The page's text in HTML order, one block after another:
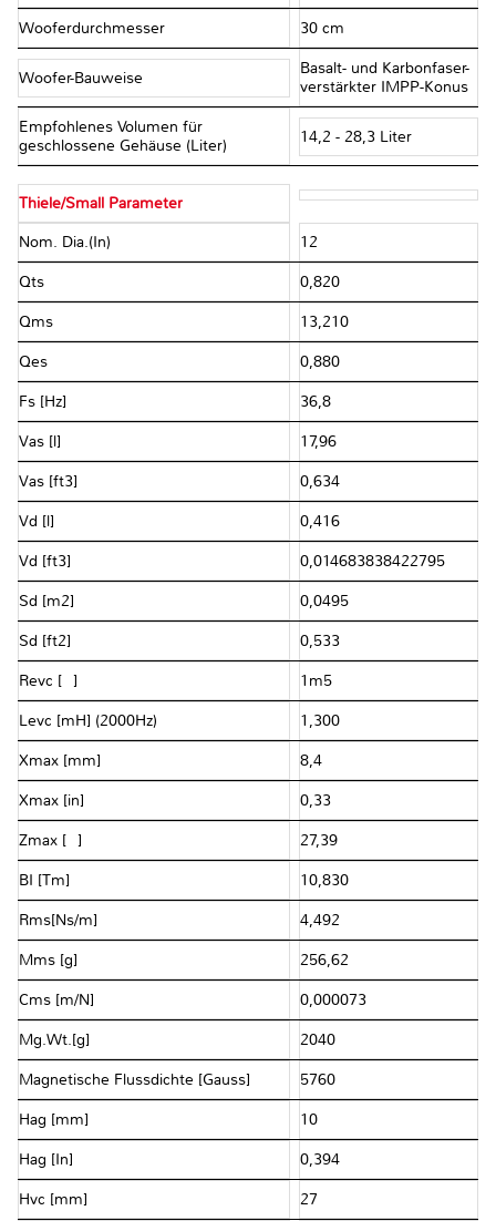
Wooferdurchmesser 30 cm
Woofer-Bauweise
Basalt- und Karbonfaser-
verstärkter IMPP-Konus
Empfohlenes Volumen für
geschlossene Gehäuse (Liter)
14,2 - 28,3 Liter
Thiele/Small Parameter
Nom. Dia.(In) 12
Qts 0,820
Qms 13,210
Qes 0,880
Fs [Hz] 36,8
Vas [l] 17,96
Vas [ft3] 0,634
Vd [l] 0,416
Vd [ft3] 0,014683838422795
Sd [m2] 0,0495
Sd [ft2] 0,533
Revc [Ω] 1m5
Levc [mH] (2000Hz) 1,300
Xmax [mm] 8,4
Xmax [in] 0,33
Zmax [Ω] 27,39
BI [Tm] 10,830
Rms[Ns/m] 4,492
Mms [g] 256,62
Cms [m/N] 0,000073
Mg.Wt.[g] 2040
Magnetische Flussdichte [Gauss] 5760
Hag [mm] 10
Hag [In] 0,394
Hvc [mm] 27